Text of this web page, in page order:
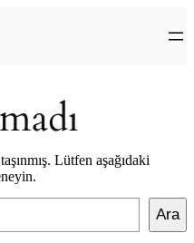
Lütfen aşağıdaki
Ara